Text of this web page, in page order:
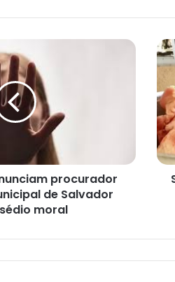
procurador
de Salvador
moral
Sem
e
pele
de